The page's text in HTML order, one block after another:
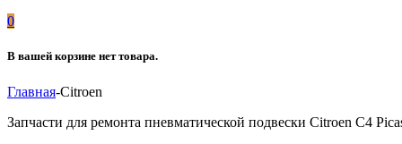
0
В вашей корзине нет товара.
Главная-Citroen
Запчасти для ремонта пневматической подвески Citroen C4